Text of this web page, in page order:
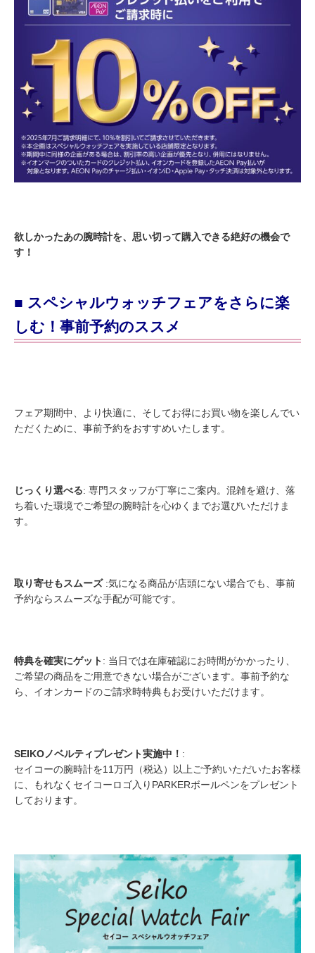
欲しかったあの腕時計を、思い切って購入できる絶好の機会で
す！
■ スペシャルウォッチフェアをさらに楽
しむ！事前予約のススメ
フェア期間中、より快適に、そしてお得にお買い物を楽しんでい
ただくために、事前予約をおすすめいたします。
じっくり選べる: 専門スタッフが丁寧にご案内。混雑を避け、落
ち着いた環境でご希望の腕時計を心ゆくまでお選びいただけま
す。
取り寄せもスムーズ:気になる商品が店頭にない場合でも、事前
予約ならスムーズな手配が可能です。
特典を確実にゲット: 当日では在庫確認にお時間がかかったり、
ご希望の商品をご用意できない場合がございます。事前予約な
ら、イオンカードのご請求時特典もお受けいただけます。
SEIKOノベルティプレゼント実施中！ :
セイコーの腕時計を11万円（税込）以上ご予約いただいたお客様
に、もれなくセイコーロゴ入りPARKERボールペンをプレゼント
しております。